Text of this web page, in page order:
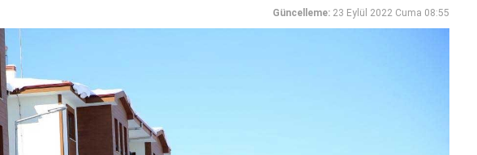
Güncelleme: 23 Eylül 2022 Cuma 08:55